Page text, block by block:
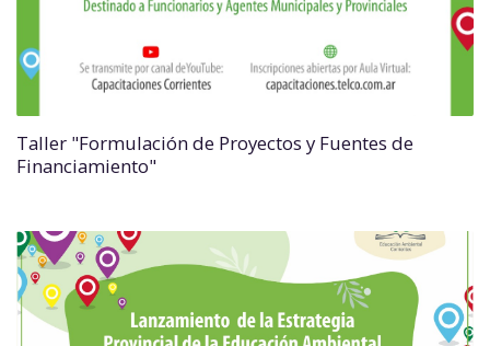
Taller "Formulación de Proyectos y Fuentes de
Financiamiento"